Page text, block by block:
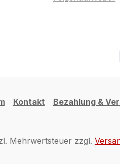
Kontakt Bezahlung &
Mehrwertsteuer zzgl.